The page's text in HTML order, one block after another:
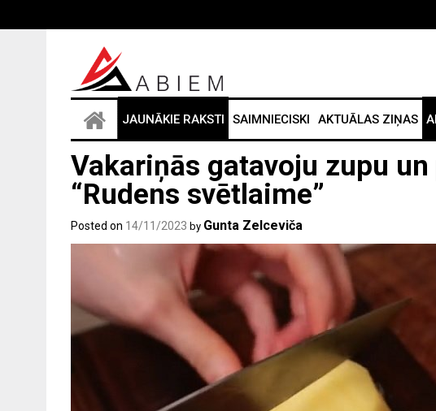
JAUNĀKIE RAKSTI SAIMNIECISKI AKTUĀLAS ZIŅAS
Vakariņās gatavoju zupu
“Rudens svētlaime”
Posted on 14/11/2023 by Gunta Zelceviča
Post
navigation